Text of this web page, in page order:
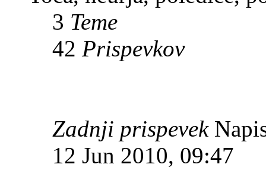
3 Teme
42 Prispevkov
Zadnji prispevek
12 Jun 2010, 09:47